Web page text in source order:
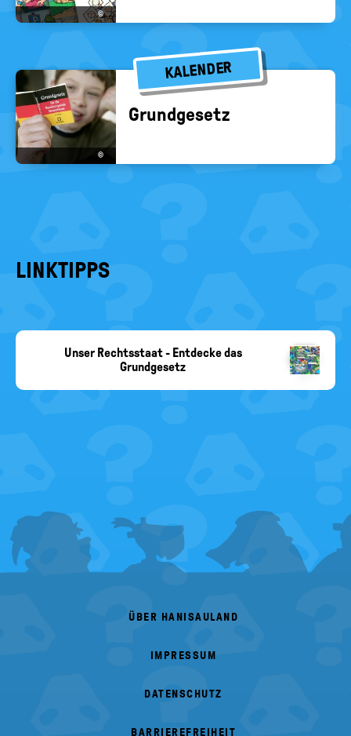
©
KALENDER
©
Grund­ge­setz
LINKTIPPS
Unser Rechtsstaat - Entdecke das
Grundgesetz
FOOTER
MENU
ÜBER HANISAULAND
IMPRESSUM
DATENSCHUTZ
BARRIEREFREIHEIT